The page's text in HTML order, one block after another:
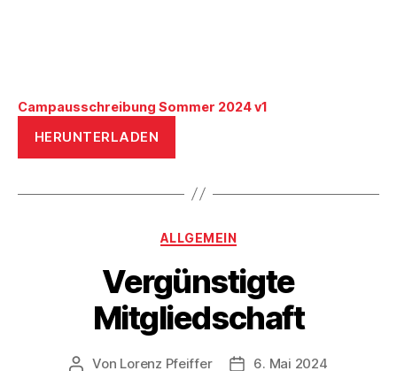
Campausschreibung Sommer 2024 v1
HERUNTERLADEN
Kategorien
ALLGEMEIN
Vergünstigte
Mitgliedschaft
Beitragsautor
Von Lorenz Pfeiffer Veröffentlichungsdatum
6. Mai 2024